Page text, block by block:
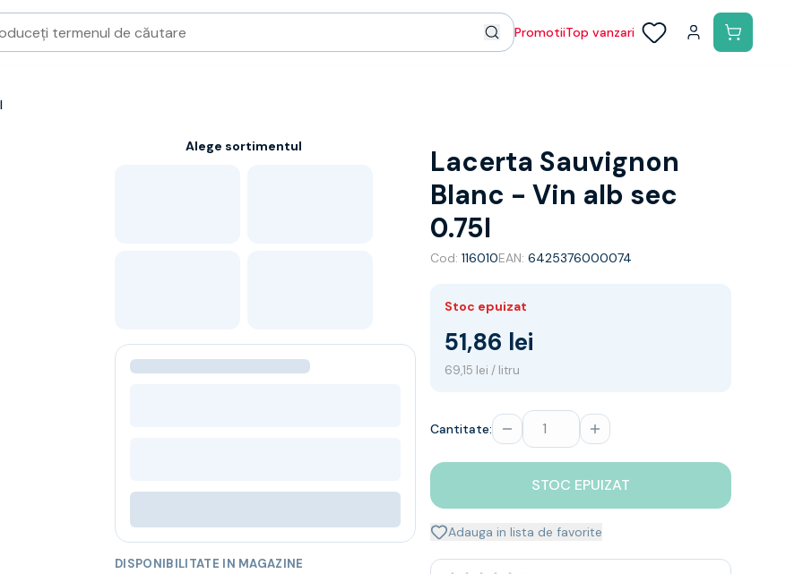
PromotiiTop vanzari
Alege sortimentul
DISPONIBILITATE IN MAGAZINE
Lacerta Sauvignon
Blanc - Vin alb sec
0.75l
Cod: 116010EAN: 6425376000074
Stoc epuizat
51,86 lei
69,15 lei / litru
Cantitate:
STOC EPUIZAT
Adauga in lista de favorite